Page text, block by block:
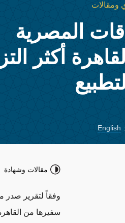
ومقالات
المصرية
أكثر
English
مقالات وشهادة
وفقاً لتقرير صدر
سفيرها من